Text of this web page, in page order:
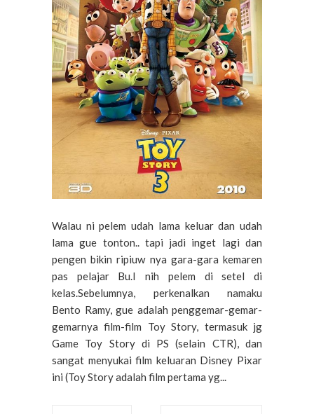
Walau ni pelem udah lama keluar dan udah
lama gue tonton.. tapi jadi inget lagi dan
pengen bikin ripiuw nya gara-gara kemaren
pas pelajar Bu.I nih pelem di setel di
kelas.Sebelumnya, perkenalkan namaku
Bento Ramy, gue adalah penggemar-gemar-
gemarnya film-film Toy Story, termasuk jg
Game Toy Story di PS (selain CTR), dan
sangat menyukai film keluaran Disney Pixar
ini (Toy Story adalah film pertama yg...